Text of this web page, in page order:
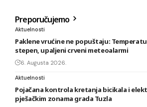
Preporučujemo
Aktuelnosti
Paklene vrućine ne popuštaju:
stepen, upaljeni crveni meteoalarmi
6. Augusta 2026.
Aktuelnosti
Pojačana kontrola kretanja bicikala i
pješačkim zonama grada Tuzla